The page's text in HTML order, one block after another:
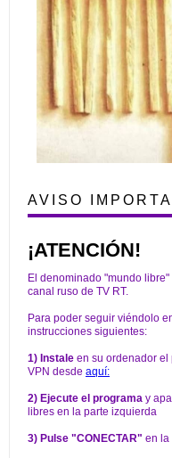
AVISO
¡ATENCIÓN!
El denominado "mundo
canal ruso de TV RT.
Para poder seguir viéndolo
instrucciones siguientes:
1) Instale en su ordenador el
VPN desde aquí:
2) Ejecute el programa y
libres en la parte izquierda
3) Pulse "CONECTAR" en la